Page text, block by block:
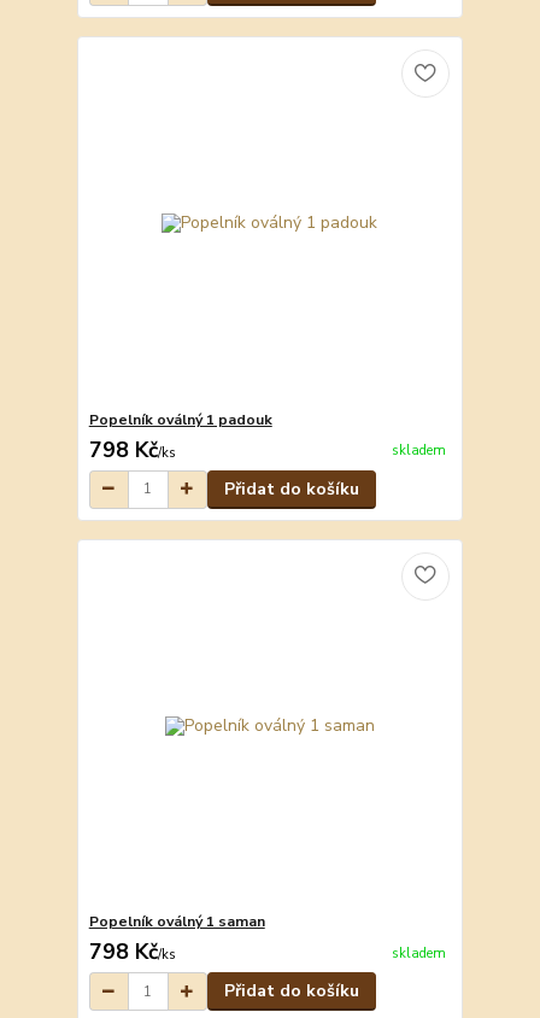
Popelník oválný 1 padouk
798 Kč/ks skladem
Přidat do košíku
Popelník oválný 1 saman
798 Kč/ks skladem
Přidat do košíku